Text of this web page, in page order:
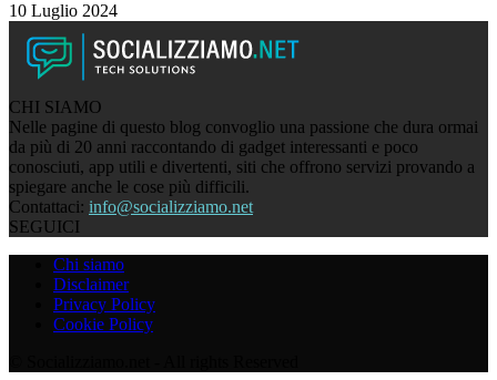
10 Luglio 2024
CHI SIAMO
Nelle pagine di questo blog convoglio una passione che dura ormai
da più di 20 anni raccontando di gadget interessanti e poco
conosciuti, app utili e divertenti, siti che offrono servizi provando a
spiegare anche le cose più difficili.
Contattaci: info@socializziamo.net
SEGUICI
Chi siamo
Disclaimer
Privacy Policy
Cookie Policy